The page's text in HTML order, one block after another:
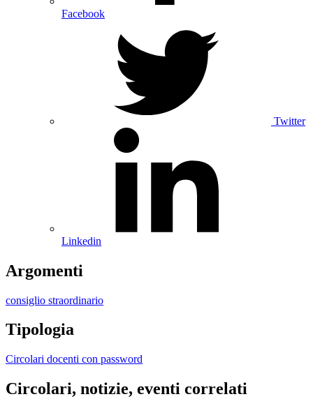
Facebook
Twitter
Linkedin
Argomenti
consiglio straordinario
Tipologia
Circolari docenti con password
Circolari, notizie, eventi correlati